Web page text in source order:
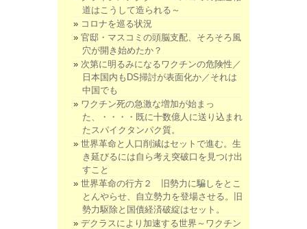
道はこうして造られる～
コロナを巡る状況
官邸・マスコミの頭脳支配、そろそろ風
穴が開き始めたか？
次第に明るみになるワクチンの危険性／
日本国内もDS掃討が表面化か／それは
中国でも
ワクチン死の急激な増加が始まっ
た、・・・・既に十数億人に送り込まれ
たスパイクタンパク質。
世界革命と人口削減はセットで進む。生
き延びるには自ら考え突破口を見つけ出
すこと
世界革命の行方２ 旧勢力に騙しをとこ
とんやらせ、自立勢力を登場させる。旧
勢力駆除と国債経済破綻はセット。
デクラスにより加速する世界～ワクチン